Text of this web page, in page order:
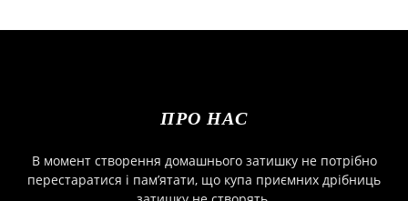
ПРО НАС
В момент створення домашнього затишку не потрібно
перестаратися і пам’ятати, що купа приємних дрібниць